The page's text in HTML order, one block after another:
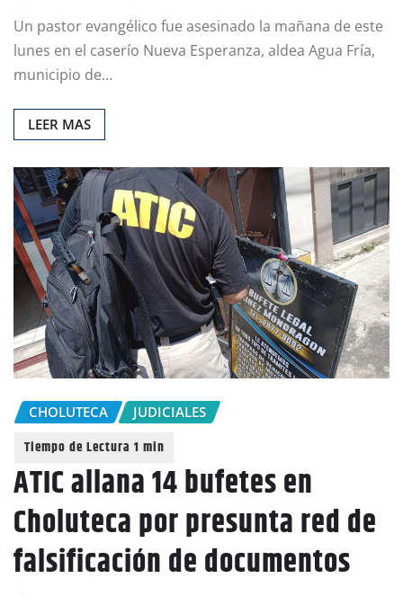
Un pastor evangélico fue asesinado la mañana de este
lunes en el caserío Nueva Esperanza, aldea Agua Fría,
municipio de…
LEER MAS
CHOLUTECA JUDICIALES
ATIC allana 14 bufetes en
Choluteca por presunta red de
falsificación de documentos